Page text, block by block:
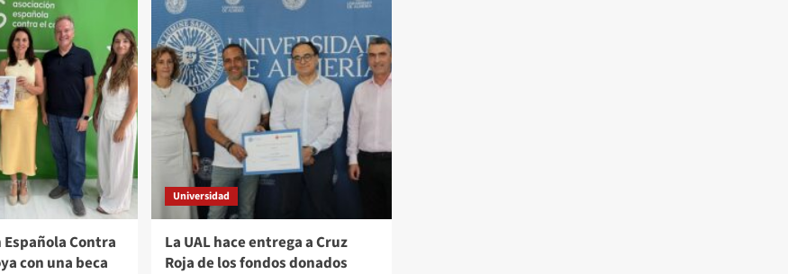
Española Contra
con una beca
Universidad
La UAL hace entrega a Cruz
Roja de los fondos donados